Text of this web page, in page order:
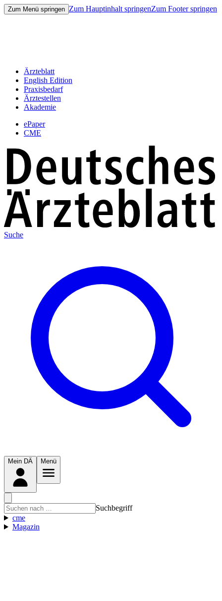
Zum Menü springen Zum Hauptinhalt springenZum Footer springen
Ärzteblatt
English Edition
Praxisbedarf
Ärztestellen
Akademie
ePaper
CME
Suche
Mein DÄ Menü
Suchbegriff
cme
Magazin